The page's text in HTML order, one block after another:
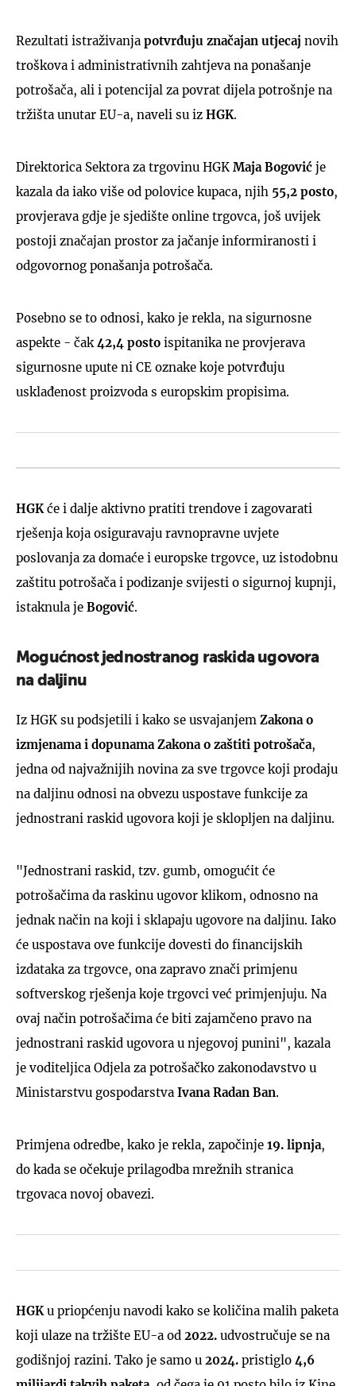
Rezultati istraživanja potvrđuju značajan utjecaj novih
troškova i administrativnih zahtjeva na ponašanje
potrošača, ali i potencijal za povrat dijela potrošnje na
tržišta unutar EU-a, naveli su iz HGK.
Direktorica Sektora za trgovinu HGK Maja Bogović je
kazala da iako više od polovice kupaca, njih 55,2 posto,
provjerava gdje je sjedište online trgovca, još uvijek
postoji značajan prostor za jačanje informiranosti i
odgovornog ponašanja potrošača.
Posebno se to odnosi, kako je rekla, na sigurnosne
aspekte - čak 42,4 posto ispitanika ne provjerava
sigurnosne upute ni CE oznake koje potvrđuju
usklađenost proizvoda s europskim propisima.
HGK će i dalje aktivno pratiti trendove i zagovarati
rješenja koja osiguravaju ravnopravne uvjete
poslovanja za domaće i europske trgovce, uz istodobnu
zaštitu potrošača i podizanje svijesti o sigurnoj kupnji,
istaknula je Bogović.
Mogućnost jednostranog raskida ugovora
na daljinu
Iz HGK su podsjetili i kako se usvajanjem Zakona o
izmjenama i dopunama Zakona o zaštiti potrošača,
jedna od najvažnijih novina za sve trgovce koji prodaju
na daljinu odnosi na obvezu uspostave funkcije za
jednostrani raskid ugovora koji je sklopljen na daljinu.
"Jednostrani raskid, tzv. gumb, omogućit će
potrošačima da raskinu ugovor klikom, odnosno na
jednak način na koji i sklapaju ugovore na daljinu. Iako
će uspostava ove funkcije dovesti do financijskih
izdataka za trgovce, ona zapravo znači primjenu
softverskog rješenja koje trgovci već primjenjuju. Na
ovaj način potrošačima će biti zajamčeno pravo na
jednostrani raskid ugovora u njegovoj punini", kazala
je voditeljica Odjela za potrošačko zakonodavstvo u
Ministarstvu gospodarstva Ivana Radan Ban.
Primjena odredbe, kako je rekla, započinje 19. lipnja,
do kada se očekuje prilagodba mrežnih stranica
trgovaca novoj obavezi.
HGK u priopćenju navodi kako se količina malih paketa
koji ulaze na tržište EU-a od 2022. udvostručuje se na
godišnjoj razini. Tako je samo u 2024. pristiglo 4,6